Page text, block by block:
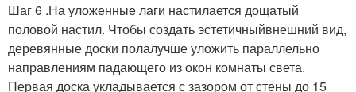
Шаг 6 .На уложенные лаги настилается дощатый
половой настил. Чтобы создать эстетичныйвнешний вид,
деревянные доски полалучше уложить параллельно
направлениям падающего из окон комнаты света.
Первая доска укладывается с зазором от стены до 15